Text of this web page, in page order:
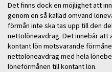
Det finns dock en möjlighet att
genom en så kallad omvänd
förmån inte ska tas upp till den
nettolöneavdrag. Det innebär att
kontant lön motsvarande
nettolöneavdrag med hela
löneförmånen till kontant lön.